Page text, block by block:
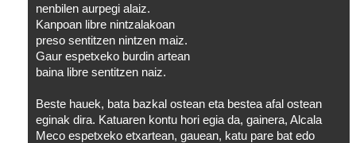
nenbilen aurpegi alaiz.
Kanpoan libre nintzalakoan
preso sentitzen nintzen maiz.
Gaur espetxeko burdin artean
baina libre sentitzen naiz.
Beste hauek, bata bazkal ostean eta bestea afal ostean
eginak dira. Katuaren kontu hori egia da, gainera, Alcala
Meco espetxeko etxartean, gauean, katu pare bat edo